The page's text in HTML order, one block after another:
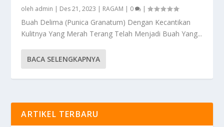
oleh admin | Des 21, 2023 | RAGAM | 0 |
Buah Delima (Punica Granatum) Dengan Kecantikan
Kulitnya Yang Merah Terang Telah Menjadi Buah Yang...
BACA SELENGKAPNYA
ARTIKEL TERBARU